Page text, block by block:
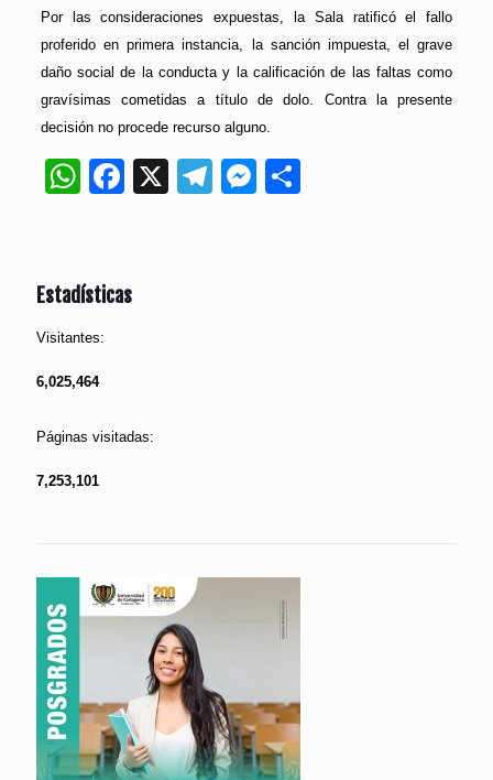
Por las consideraciones expuestas, la Sala ratificó el fallo
proferido en primera instancia, la sanción impuesta, el grave
daño social de la conducta y la calificación de las faltas como
gravísimas cometidas a título de dolo. Contra la presente
decisión no procede recurso alguno.
WhatsApp
Facebook
X Telegram
Messenger
Estadísticas
Visitantes:
6,025,464
Páginas visitadas:
7,253,101